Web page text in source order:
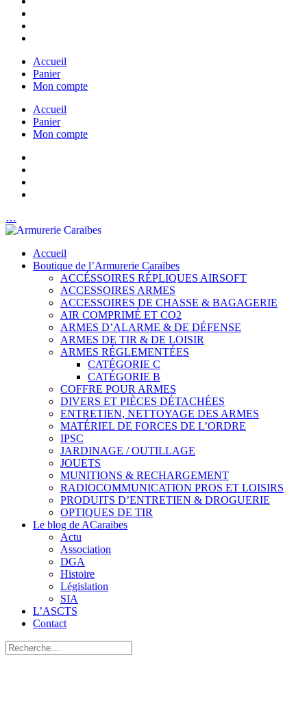
Accueil
Panier
Mon compte
Accueil
Panier
Mon compte
…
Accueil
Boutique de l’Armurerie Caraïbes
ACCÉSSOIRES RÉPLIQUES AIRSOFT
ACCESSOIRES ARMES
ACCESSOIRES DE CHASSE & BAGAGERIE
AIR COMPRIMÉ ET CO2
ARMES D’ALARME & DE DÉFENSE
ARMES DE TIR & DE LOISIR
ARMES RÉGLEMENTÉES
CATÉGORIE C
CATÉGORIE B
COFFRE POUR ARMES
DIVERS ET PIÈCES DÉTACHÉES
ENTRETIEN, NETTOYAGE DES ARMES
MATÉRIEL DE FORCES DE L’ORDRE
IPSC
JARDINAGE / OUTILLAGE
JOUETS
MUNITIONS & RECHARGEMENT
RADIOCOMMUNICATION PROS ET LOISIRS
PRODUITS D’ENTRETIEN & DROGUERIE
OPTIQUES DE TIR
Le blog de ACaraibes
Actu
Association
DGA
Histoire
Législation
SIA
L’ASCTS
Contact